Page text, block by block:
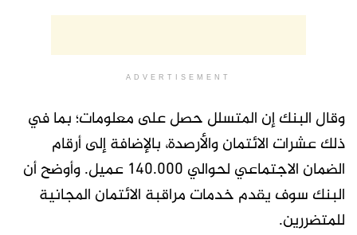
ADVERTISEMENT
وقال البنك إن المتسلل حصل على معلومات؛ بما في
ذلك عشرات الائتمان والأرصدة، بالإضافة إلى أرقام
الضمان الاجتماعي لحوالي 140.000 عميل. وأوضح أن
البنك سوف يقدم خدمات مراقبة الائتمان المجانية
للمتضررين.